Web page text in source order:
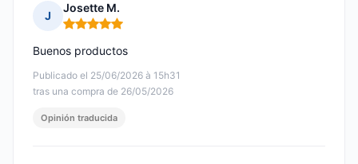
J
Josette M.
Nota: 5 de 5
Publicado el 25/06/2026 à 15h31
tras una compra de 26/05/2026
Buenos productos
Opinión traducida